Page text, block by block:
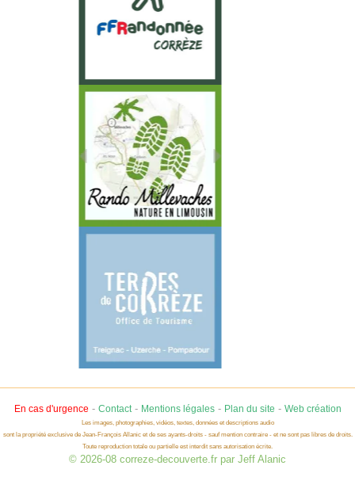
En cas d'urgence - Contact- Mentions légales- Plan du site - Web création
Les images, photographies, vidéos, textes, données et descriptions audio
sont la propriété exclusive de Jean-François Allanic et de ses ayants-droits - sauf mention contraire - et ne sont pas libres de droits.
Toute reproduction totale ou partielle est interdit sans autorisation écrite.
© 2026-08 correze-decouverte.fr par Jeff Alanic